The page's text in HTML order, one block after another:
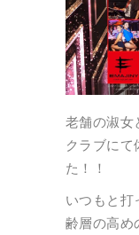
老舗の淑女
クラブにて
た！！
いつもと打
齢層の高め